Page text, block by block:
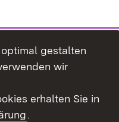
gestalten
wir
erhalten Sie in
.